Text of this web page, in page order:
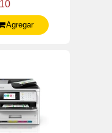
Copia / Fax,
/ Wifi.
Agregar